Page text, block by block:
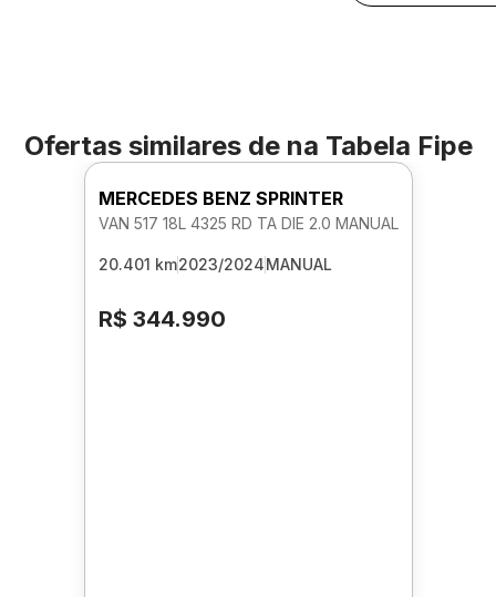
Ofertas similares de na Tabela Fipe
MERCEDES BENZ SPRINTER
VAN 517 18L 4325 RD TA DIE 2.0 MANUAL
20.401 km2023/2024MANUAL
R$ 344.990